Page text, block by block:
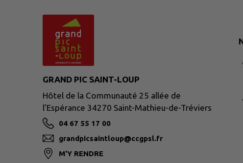
GRAND PIC SAINT-LOUP
Hôtel de la Communauté 25 allée de
l’Espérance 34270 Saint-Mathieu-de-Tréviers
04 67 55 17 00
grandpicsaintloup@ccgpsl.fr
M'Y RENDRE